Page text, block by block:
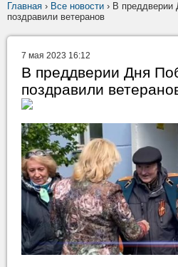
Главная › Все новости › В преддверии
поздравили ветеранов
7 мая 2023 16:12
В преддверии Дня
поздравили